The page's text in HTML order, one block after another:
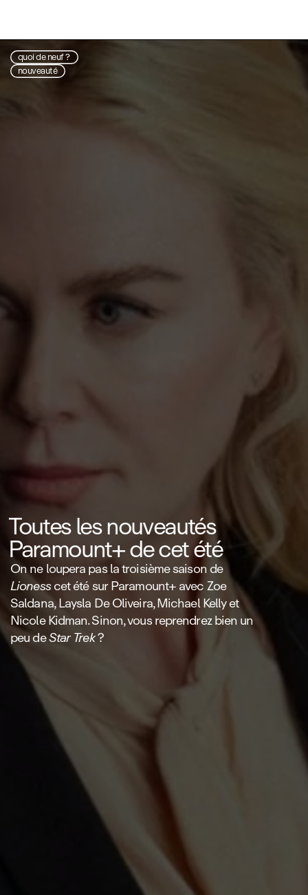
quoi de neuf ?
nouveauté
Toutes les nouveautés
Paramount+ de cet été
On ne loupera pas la troisième saison de
Lionesscet été sur Paramount+ avec Zoe
Saldana, Laysla De Oliveira, Michael Kelly et
Nicole Kidman. Sinon, vous reprendrez bien un
peu deStar Trek?